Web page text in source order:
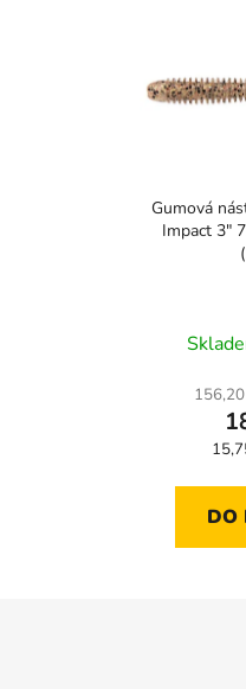
Gumová
Impact 3"
156,20
DO